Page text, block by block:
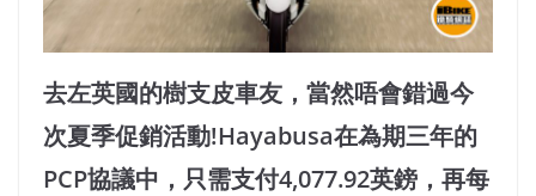
去左英國的樹支皮車友，當然唔會錯過今
次夏季促銷活動!Hayabusa在為期三年的
PCP協議中，只需支付4,077.92英鎊，再每